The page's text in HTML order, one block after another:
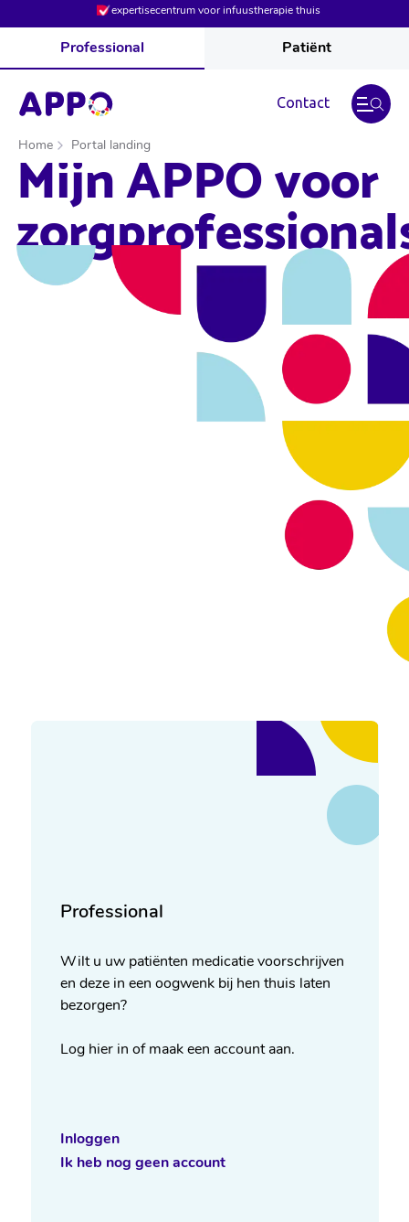
expertisecentrum voor infuustherapie thuis
Professional Patiënt
Contact
Home Portal landing
Mijn APPO voor
Professional
Wilt u uw patiënten medicatie voorschrijven
en deze in een oogwenk bij hen thuis laten
bezorgen?
Log hier in of maak een account aan.
Inloggen
Ik heb nog geen account